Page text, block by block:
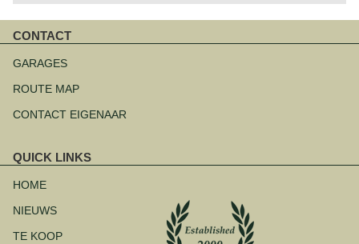
CONTACT
overslaan
GARAGES
ROUTE MAP
CONTACT EIGENAAR
QUICK LINKS
overslaan
HOME
NIEUWS
TE KOOP